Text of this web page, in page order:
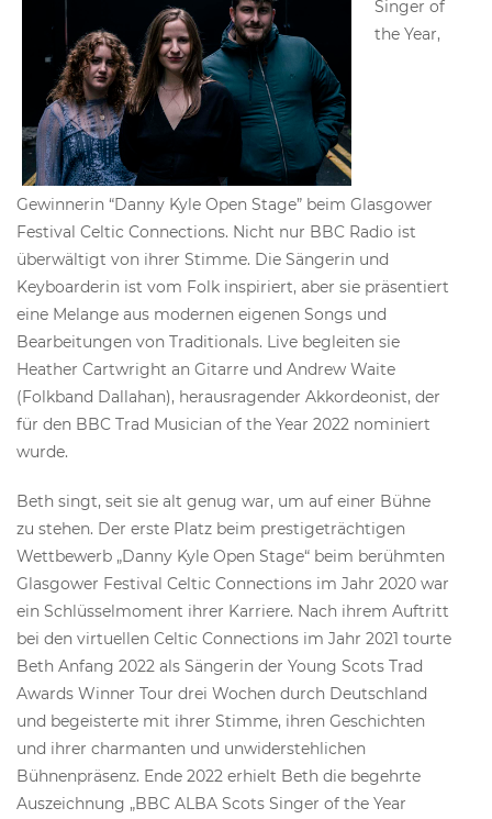
Singer of
the Year,
Gewinnerin “Danny Kyle Open Stage” beim Glasgower
Festival Celtic Connections. Nicht nur BBC Radio ist
überwältigt von ihrer Stimme. Die Sängerin und
Keyboarderin ist vom Folk inspiriert, aber sie präsentiert
eine Melange aus modernen eigenen Songs und
Bearbeitungen von Traditionals. Live begleiten sie
Heather Cartwright an Gitarre und Andrew Waite
(Folkband Dallahan), herausragender Akkordeonist, der
für den BBC Trad Musician of the Year 2022 nominiert
wurde.
Beth singt, seit sie alt genug war, um auf einer Bühne
zu stehen. Der erste Platz beim prestigeträchtigen
Wettbewerb „Danny Kyle Open Stage“ beim berühmten
Glasgower Festival Celtic Connections im Jahr 2020 war
ein Schlüsselmoment ihrer Karriere. Nach ihrem Auftritt
bei den virtuellen Celtic Connections im Jahr 2021 tourte
Beth Anfang 2022 als Sängerin der Young Scots Trad
Awards Winner Tour drei Wochen durch Deutschland
und begeisterte mit ihrer Stimme, ihren Geschichten
und ihrer charmanten und unwiderstehlichen
Bühnenpräsenz. Ende 2022 erhielt Beth die begehrte
Auszeichnung „BBC ALBA Scots Singer of the Year